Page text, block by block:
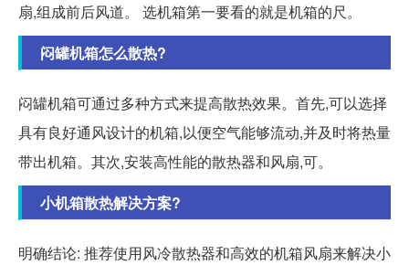
扇,组成前后风道。 选机箱第一要看的就是机箱的尺。
闷罐机箱怎么散热?
闷罐机箱可通过多种方式来提高散热效果。首先,可以选择
具有良好通风设计的机箱,以便空气能够流动,并及时将热量
带出机箱。其次,安装高性能的散热器和风扇,可。
小机箱散热解决方案?
明确结论: 推荐使用风冷散热器和高效的机箱风扇来解决小